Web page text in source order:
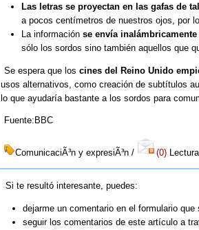
Las letras se proyectan en las gafas de
a pocos centímetros de nuestros ojos, por
La informaciónse envía
sólo los sordos sino también aquellos que
Se espera que loscines del Reino Unido
usos alternativos, como creación de subtítulos
lo que ayudaría bastante a los sordos para
Fuente:BBC
ComunicaciÃ³n y expresiÃ³n / (0)
Si te resultó interesante, puedes:
dejarme un comentario en el formulario
seguir los comentarios de este artículo a